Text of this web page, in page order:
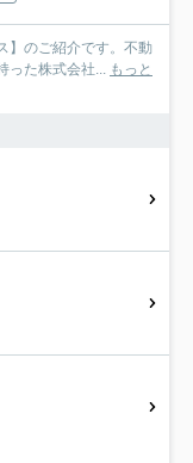
】のご紹介です。不動
った株式会社... もっと